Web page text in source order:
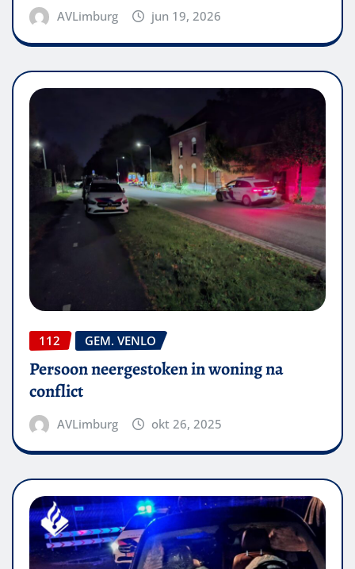
AVLimburg jun 19, 2026
112 GEM. VENLO
Persoon neergestoken in woning na
conflict
AVLimburg okt 26, 2025